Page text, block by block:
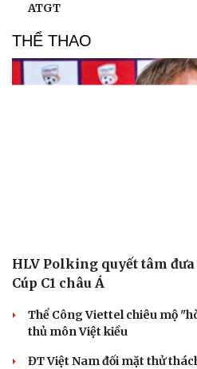
ATGT
THỂ THAO
HLV Polking quyết tâm
Cúp C1 châu Á
Thể Công Viettel chiêu mộ
thủ môn Việt kiều
ĐT Việt Nam đối mặt thử